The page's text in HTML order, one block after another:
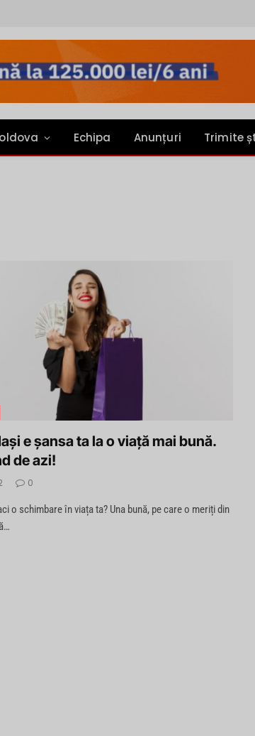
Echipa Anunțuri Trimite
e șansa ta la o viață mai bună.
de azi!
0
o schimbare în viața ta? Una bună, pe care o meriți din